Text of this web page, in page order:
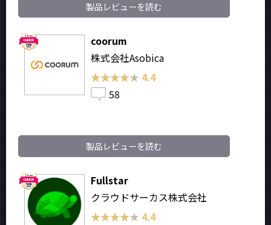
製品レビューを読む
coorum
株式会社Asobica
★★★★★
★★★★★ 4.4
58
製品レビューを読む
Fullstar
クラウドサーカス株式会社
★★★★★
★★★★★ 4.4